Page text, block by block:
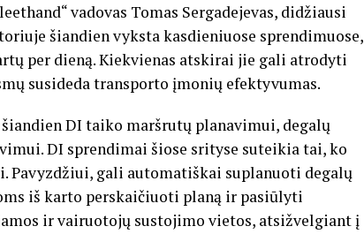
vadovas Tomas Sergadejevas, didžiausi
šiandien vyksta kasdieniuose sprendimuose,
per dieną. Kiekvienas atskirai jie gali atrodyti
susideda transporto įmonių efektyvumas.
DI taiko maršrutų planavimui, degalų
DI sprendimai šiose srityse suteikia tai, ko
Pavyzdžiui, gali automatiškai suplanuoti degalų
iš karto perskaičiuoti planą ir pasiūlyti
ir vairuotojų sustojimo vietos, atsižvelgiant į